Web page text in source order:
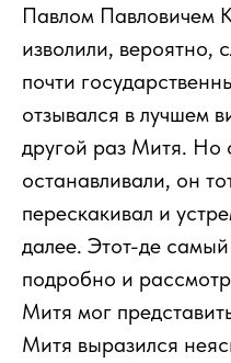
Павлом Павловичем
изволили,
почти
отзывался в лучшем
другой раз Митя. Но
останавливали, он
перескакивал и
далее. Этот-де
подробно и
Митя мог
Митя выразился